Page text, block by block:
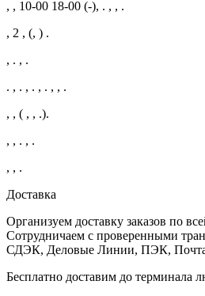
, , 10-00 18-00 (-), . , , .
, 2 , (, ) .
, . , .
. , . , . , . , , .
, , ( , , .).
, , . , .
, , .
Доставка
Организуем доставку заказов по
Сотрудничаем с проверенными
СДЭК, Деловые Линии, ПЭК,
Бесплатно доставим до терминала